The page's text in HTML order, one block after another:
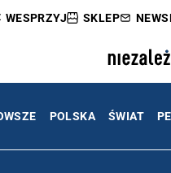
WESPRZYJ SKLEP
POLSKA ŚWIAT